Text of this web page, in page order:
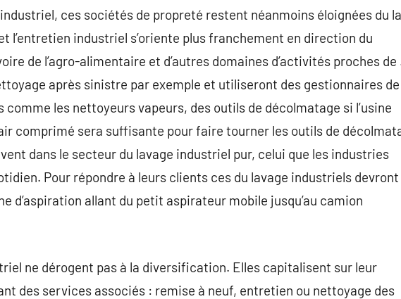
ces sociétés de propreté restent néanmoins éloignées du
l’entretien industriel s’oriente plus franchement en direction du
de l’agro-alimentaire et d’autres domaines d’activités proches de
après sinistre par exemple et utiliseront des gestionnaires de
les nettoyeurs vapeurs, des outils de décolmatage si l’usine
comprimé sera suffisante pour faire tourner les outils de
dans le secteur du lavage industriel pur, celui que les industries
Pour répondre à leurs clients ces du lavage industriels
d’aspiration allant du petit aspirateur mobile jusqu’au camion
ne dérogent pas à la diversification. Elles capitalisent sur leur
des services associés : remise à neuf, entretien ou nettoyage des